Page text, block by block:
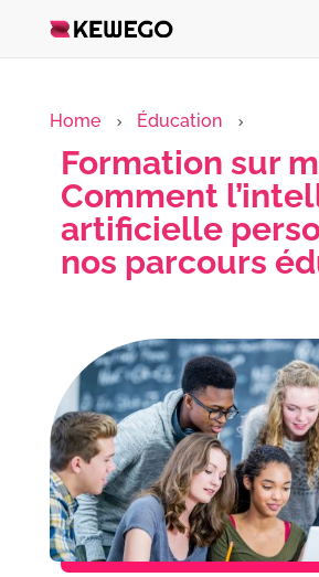
Home 5 Éducation 5
Formation sur
Comment
artificielle
nos parcours